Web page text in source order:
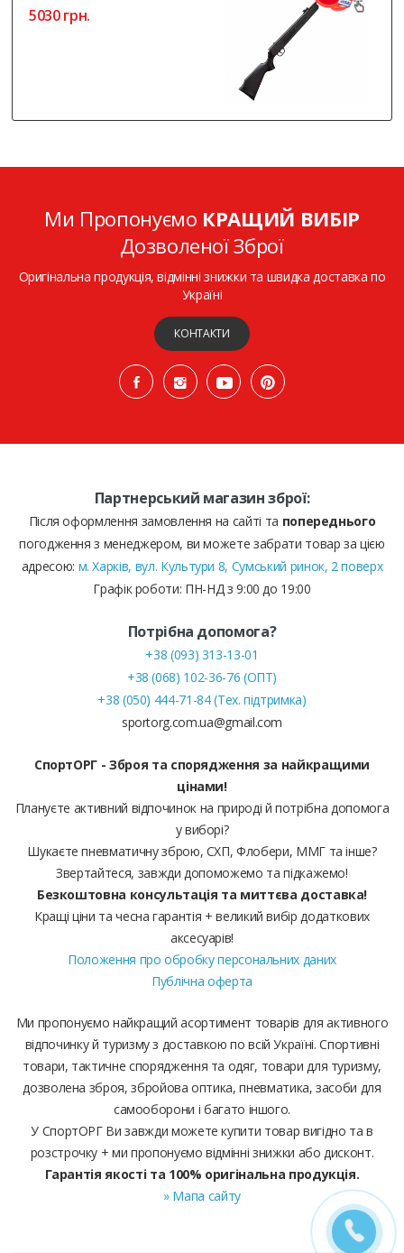
5030 грн.
Ми Пропонуємо КРАЩИЙ ВИБІР
Дозволеної Зброї
Оригінальна продукція, відмінні знижки та швидка доставка по
Україні
КОНТАКТИ
Партнерський магазин зброї:
Після оформлення замовлення на сайті та попереднього
погодження з менеджером, ви можете забрати товар за цією
адресою: м. Харків, вул. Культури 8, Сумський ринок, 2 поверх
Графік роботи: ПН-НД з 9:00 до 19:00
Потрібна допомога?
+38 (093) 313-13-01
+38 (068) 102-36-76 (ОПТ)
+38 (050) 444-71-84 (Тех. підтримка)
sportorg.com.ua@gmail.com
СпортОРГ - Зброя та спорядження за найкращими
цінами!
Плануєте активний відпочинок на природі й потрібна допомога
у виборі?
Шукаєте пневматичну зброю, СХП, Флобери, ММГ та інше?
Звертайтеся, завжди допоможемо та підкажемо!
Безкоштовна консультація та миттєва доставка!
Кращі ціни та чесна гарантія + великий вибір додаткових
аксесуарів!
Положення про обробку персональних даних
Публічна оферта
Ми пропонуємо найкращий асортимент товарів для активного
відпочинку й туризму з доставкою по всій Україні. Спортивні
товари, тактичне спорядження та одяг, товари для туризму,
дозволена зброя, збройова оптика, пневматика, засоби для
самооборони і багато іншого.
У СпортОРГ Ви завжди можете купити товар вигідно та в
розстрочку + ми пропонуємо відмінні знижки або дисконт.
Гарантія якості та 100% оригінальна продукція.
» Мапа сайту